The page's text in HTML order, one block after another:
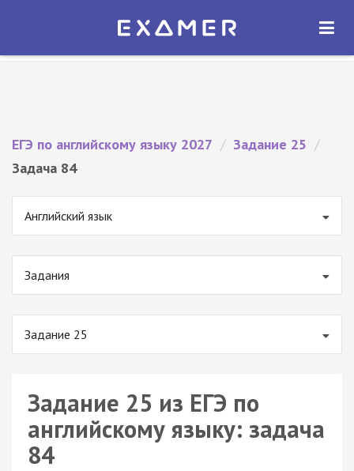
Экзамер — ЕГЭ 2027
ОТКРЫТЬ
ЕГЭ по английскому языку 2027 / Задание 25 /
Задача 84
Английский язык
Задания
Задание 25
Задание 25 из ЕГЭ по
английскому языку: задача
84